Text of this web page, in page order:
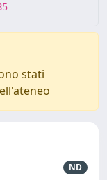
stati
ND